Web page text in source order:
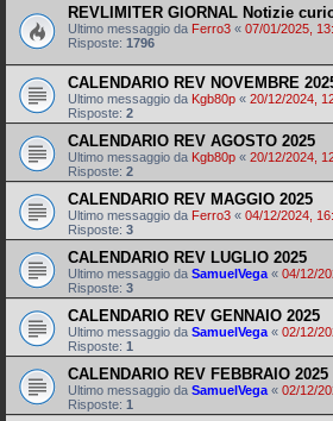
REVLIMITER GIORNAL Notizie
Ultimo messaggio da Ferro3 « 07/01/2025,
Risposte: 1796
CALENDARIO REV NOVEMBRE
Ultimo messaggio da Kgb80p « 20/12/2024,
Risposte: 2
CALENDARIO REV AGOSTO 2025
Ultimo messaggio da Kgb80p « 20/12/2024,
Risposte: 2
CALENDARIO REV MAGGIO 2025
Ultimo messaggio da Ferro3 « 04/12/2024,
Risposte: 3
CALENDARIO REV LUGLIO 2025
Ultimo messaggio da SamuelVega « 04/12/
Risposte: 3
CALENDARIO REV GENNAIO 2025
Ultimo messaggio da SamuelVega « 02/12/
Risposte: 1
CALENDARIO REV FEBBRAIO 2025
Ultimo messaggio da SamuelVega « 02/12/
Risposte: 1